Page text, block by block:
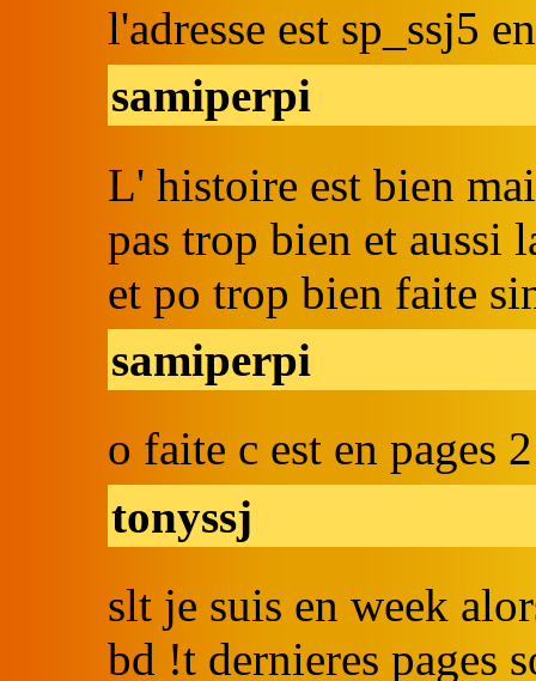
l'adresse est sp_ssj5
samiperpi
L' histoire est bien
pas trop bien et aussi
et po trop bien faite
samiperpi
o faite c est en pages
tonyssj
slt je suis en week
bd !t dernieres pages